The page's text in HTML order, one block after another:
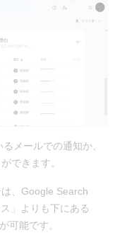
メールでの通知か、
できます。
、Google Search
」よりも下にある
可能です。